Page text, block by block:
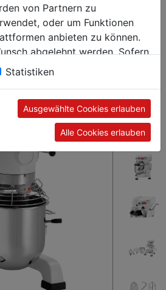
pro Arbeitsgang. In der
Fassungsvermögen und dem
verschiedenste Teigsorten,
zubereitet werden.
von Partnern zu
oder um Funktionen
anbieten zu können.
abgelehnt werden. Sofern
nutzen, geben Sie
Cookies.
Statistiken
Ausgewählte Cookies erlauben
Alle Cookies erlauben